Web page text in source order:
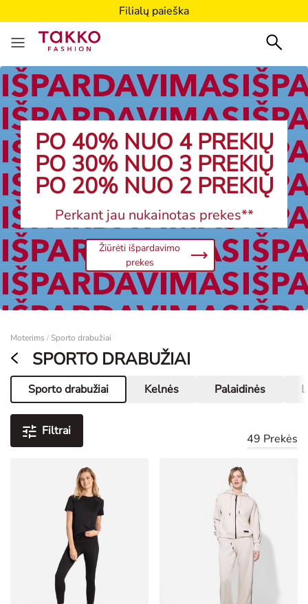
Filialų paieška
PO 40% NUO 4 PREKIŲ
PO 30% NUO 3 PREKIŲ
PO 20% NUO 2 PREKIŲ
Perkant jau nukainotas prekes**
Žiūrėti išpardavimo
prekes
Moterims / Sporto drabužiai
SPORTO DRABUŽIAI
Sporto drabužiai
Dabartinis puslapis Kelnės Palaidinės
Filtrai
49 Prekės